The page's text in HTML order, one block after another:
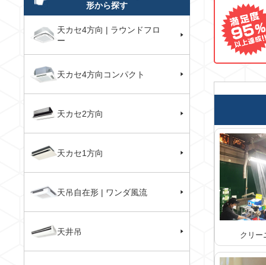
クリー
形から探す
天カセ4方向 | ラウンドフロ
ー
天カセ4方向コンパクト
天カセ2方向
天カセ1方向
天吊自在形 | ワンダ風流
天井吊